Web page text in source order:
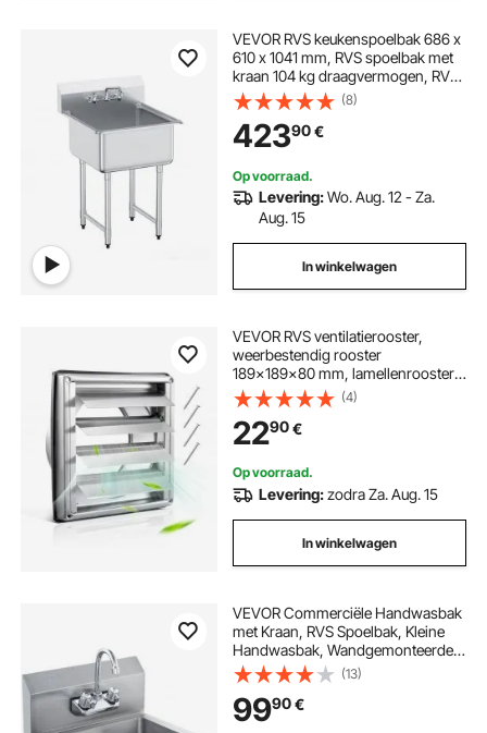
VEVOR RVS keukenspoelbak 686 x
610 x 1041 mm, RVS spoelbak met
kraan 104 kg draagvermogen, RVS
spoelbak Keukenspoelbak
Vrijstaande spoelbak
(8)
42390€
Op voorraad.
Levering:Wo. Aug. 12 - Za.
Aug. 15
In winkelwagen
VEVOR RVS ventilatierooster,
weerbestendig rooster
189x189x80 mm, lamellenrooster
met geluiddempende rubberen
afdichting, afzuigrooster voor thuis,
badkamer, garage, keuken, kelder (1
stuk, zilver)
(4)
2290€
Op voorraad.
Levering:zodra Za. Aug. 15
In winkelwagen
VEVOR Commerciële Handwasbak
met Kraan, RVS Spoelbak, Kleine
Handwasbak, Wandgemonteerde
Handwasbak, Spoelbak voor
Restaurant, Keuken, Bar, Garage en
Huis
(13)
9990€